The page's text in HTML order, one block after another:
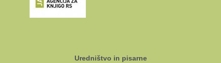
Uredništvo in pisarne